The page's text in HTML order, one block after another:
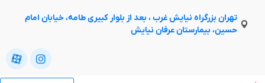
تهران بزرگراه نیایش غرب ، بعد از بلوار کبیری طامه، خیابان امام
حسین، بیمارستان عرفان نیایش